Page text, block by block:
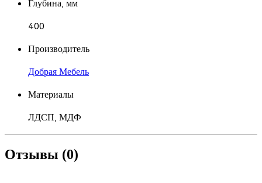
Глубина, мм
400
Производитель
Добрая Мебель
Материалы
ЛДСП, МДФ
Отзывы (0)